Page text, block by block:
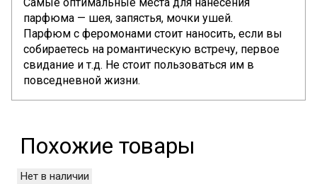
Самые оптимальные места для нанесения
парфюма — шея, запястья, мочки ушей.
Парфюм с феромонами стоит наносить, если вы
собираетесь на романтическую встречу, первое
свидание и т.д. Не стоит пользоваться им в
повседневной жизни.
Похожие товары
Нет в наличии